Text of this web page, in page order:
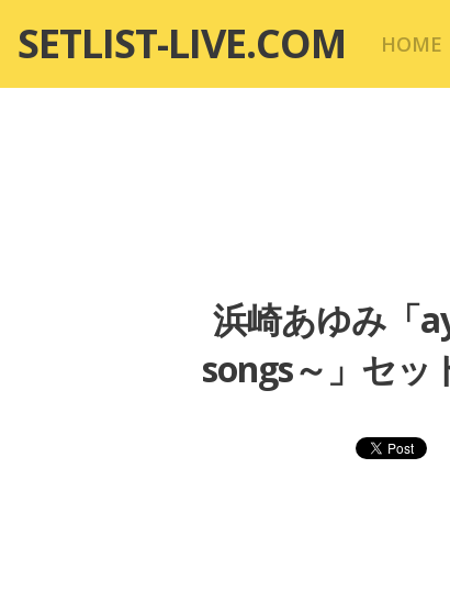
テ
SETLIST-LIVE.COM HOME
浜崎あゆみ「
songs～」セッ